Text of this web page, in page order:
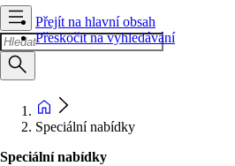
Přejít na hlavní obsah
Přeskočit na vyhledávání
Speciální nabídky
Speciální nabídky